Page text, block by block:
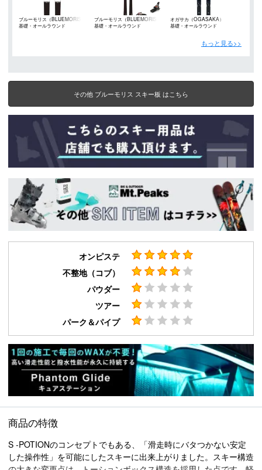
ブルーモリス（BLUEMORIS）
基礎・オールラウンド
ブルーモリス（BLUEMORIS）
基礎・オールラウンド
オガサカ（OGASAKA）
基礎・オールラウンド
もっと見る>>
その他 ブルーモリス スキー板 はこちら
オンピステ
不整地（コブ）
パウダー
ツアー
パーク＆パイプ
商品の特徴
S -POTIONのコンセプトでもある、「滑走時にバタつかない安定
した操作性」を可能にしたスキーに出来上がりました。スキー構造